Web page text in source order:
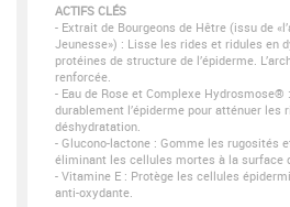
ACTIFS CLÉS
- Extrait de Bourgeons de Hêtre (issu de
Jeunesse») : Lisse les rides et ridules en
protéines de structure de l’épiderme.
renforcée.
- Eau de Rose et Complexe
durablement l’épiderme pour atténuer les
déshydratation.
- Glucono-lactone : Gomme les rugosités
éliminant les cellules mortes à la surface
- Vitamine E : Protège les cellules
anti-oxydante.